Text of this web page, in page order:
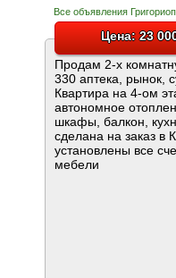
Все объявления
Цена: 23
Продам 2-х
330 аптека, рынок,
Квартира на 4-ом
автономное
шкафы, балкон,
сделана на заказ в
установлены все
мебели